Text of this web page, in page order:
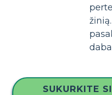
SUKURKITE